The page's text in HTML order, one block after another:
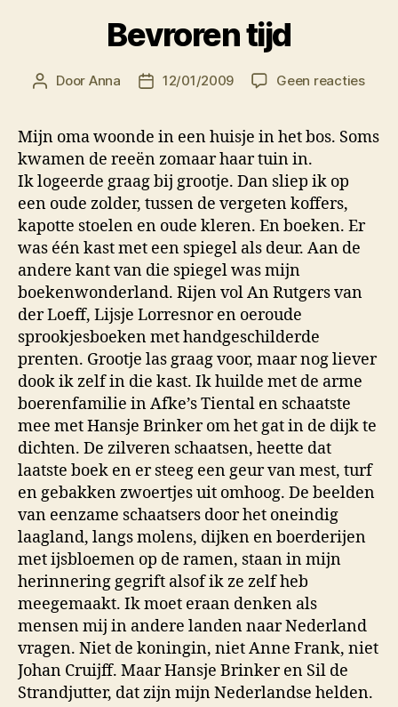
Bevroren tijd
Berichtauteur
Door Anna Berichtdatum
12/01/2009 Geen reactiesop
Mijn oma woonde in een huisje in het bos. Soms
kwamen de reeën zomaar haar tuin in.
Ik logeerde graag bij grootje. Dan sliep ik op
een oude zolder, tussen de vergeten koffers,
kapotte stoelen en oude kleren. En boeken. Er
was één kast met een spiegel als deur. Aan de
andere kant van die spiegel was mijn
boekenwonderland. Rijen vol An Rutgers van
der Loeff, Lijsje Lorresnor en oeroude
sprookjesboeken met handgeschilderde
prenten. Grootje las graag voor, maar nog liever
dook ik zelf in die kast. Ik huilde met de arme
boerenfamilie in Afke’s Tiental en schaatste
mee met Hansje Brinker om het gat in de dijk te
dichten. De zilveren schaatsen, heette dat
laatste boek en er steeg een geur van mest, turf
en gebakken zwoertjes uit omhoog. De beelden
van eenzame schaatsers door het oneindig
laagland, langs molens, dijken en boerderijen
met ijsbloemen op de ramen, staan in mijn
herinnering gegrift alsof ik ze zelf heb
meegemaakt. Ik moet eraan denken als
mensen mij in andere landen naar Nederland
vragen. Niet de koningin, niet Anne Frank, niet
Johan Cruijff. Maar Hansje Brinker en Sil de
Strandjutter, dat zijn mijn Nederlandse helden.